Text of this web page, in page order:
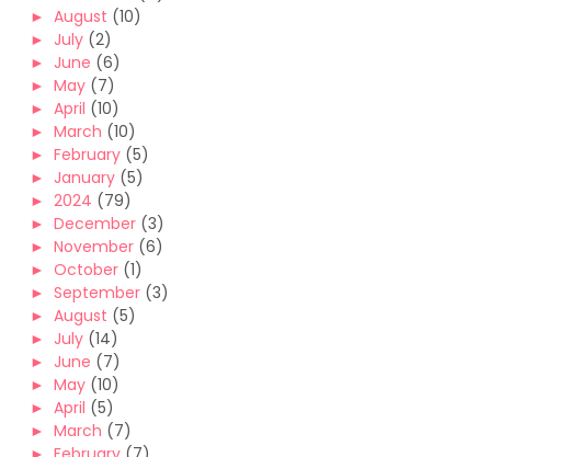
► August (10)
► July (2)
► June (6)
► May (7)
► April (10)
► March (10)
► February (5)
► January (5)
► 2024 (79)
► December (3)
► November (6)
► October (1)
► September (3)
► August (5)
► July (14)
► June (7)
► May (10)
► April (5)
► March (7)